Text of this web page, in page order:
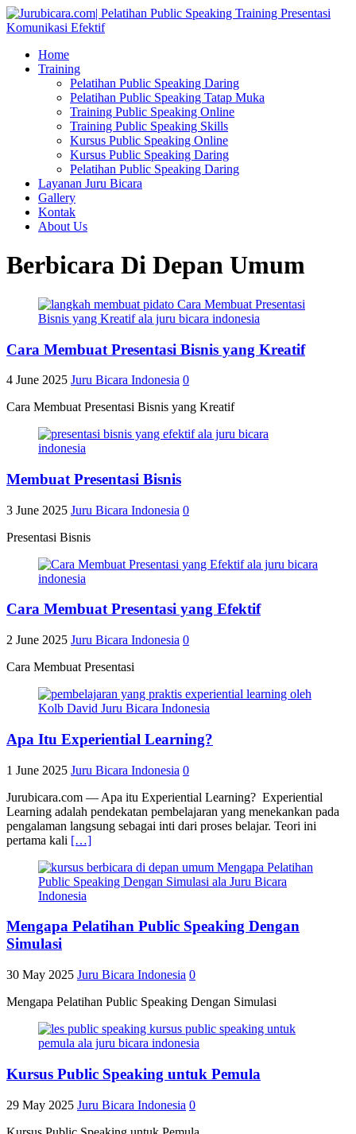
Home
Training
Pelatihan Public Speaking Daring
Pelatihan Public Speaking Tatap Muka
Training Public Speaking Online
Training Public Speaking Skills
Kursus Public Speaking Online
Kursus Public Speaking Daring
Pelatihan Public Speaking Daring
Layanan Juru Bicara
Gallery
Kontak
About Us
Berbicara Di Depan Umum
Cara Membuat Presentasi Bisnis yang Kreatif
4 June 2025 Juru Bicara Indonesia 0
Cara Membuat Presentasi Bisnis yang Kreatif
Membuat Presentasi Bisnis
3 June 2025 Juru Bicara Indonesia 0
Presentasi Bisnis
Cara Membuat Presentasi yang Efektif
2 June 2025 Juru Bicara Indonesia 0
Cara Membuat Presentasi
Apa Itu Experiential Learning?
1 June 2025 Juru Bicara Indonesia 0
Jurubicara.com — Apa itu Experiential Learning? Experiential
Learning adalah pendekatan pembelajaran yang menekankan pada
pengalaman langsung sebagai inti dari proses belajar. Teori ini
pertama kali […]
Mengapa Pelatihan Public Speaking Dengan
Simulasi
30 May 2025 Juru Bicara Indonesia 0
Mengapa Pelatihan Public Speaking Dengan Simulasi
Kursus Public Speaking untuk Pemula
29 May 2025 Juru Bicara Indonesia 0